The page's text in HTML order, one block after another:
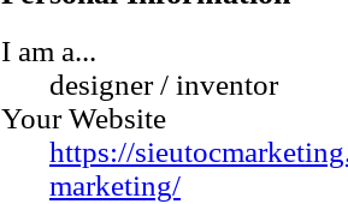
I am a...
designer / inventor
Your Website
https://
marketing/